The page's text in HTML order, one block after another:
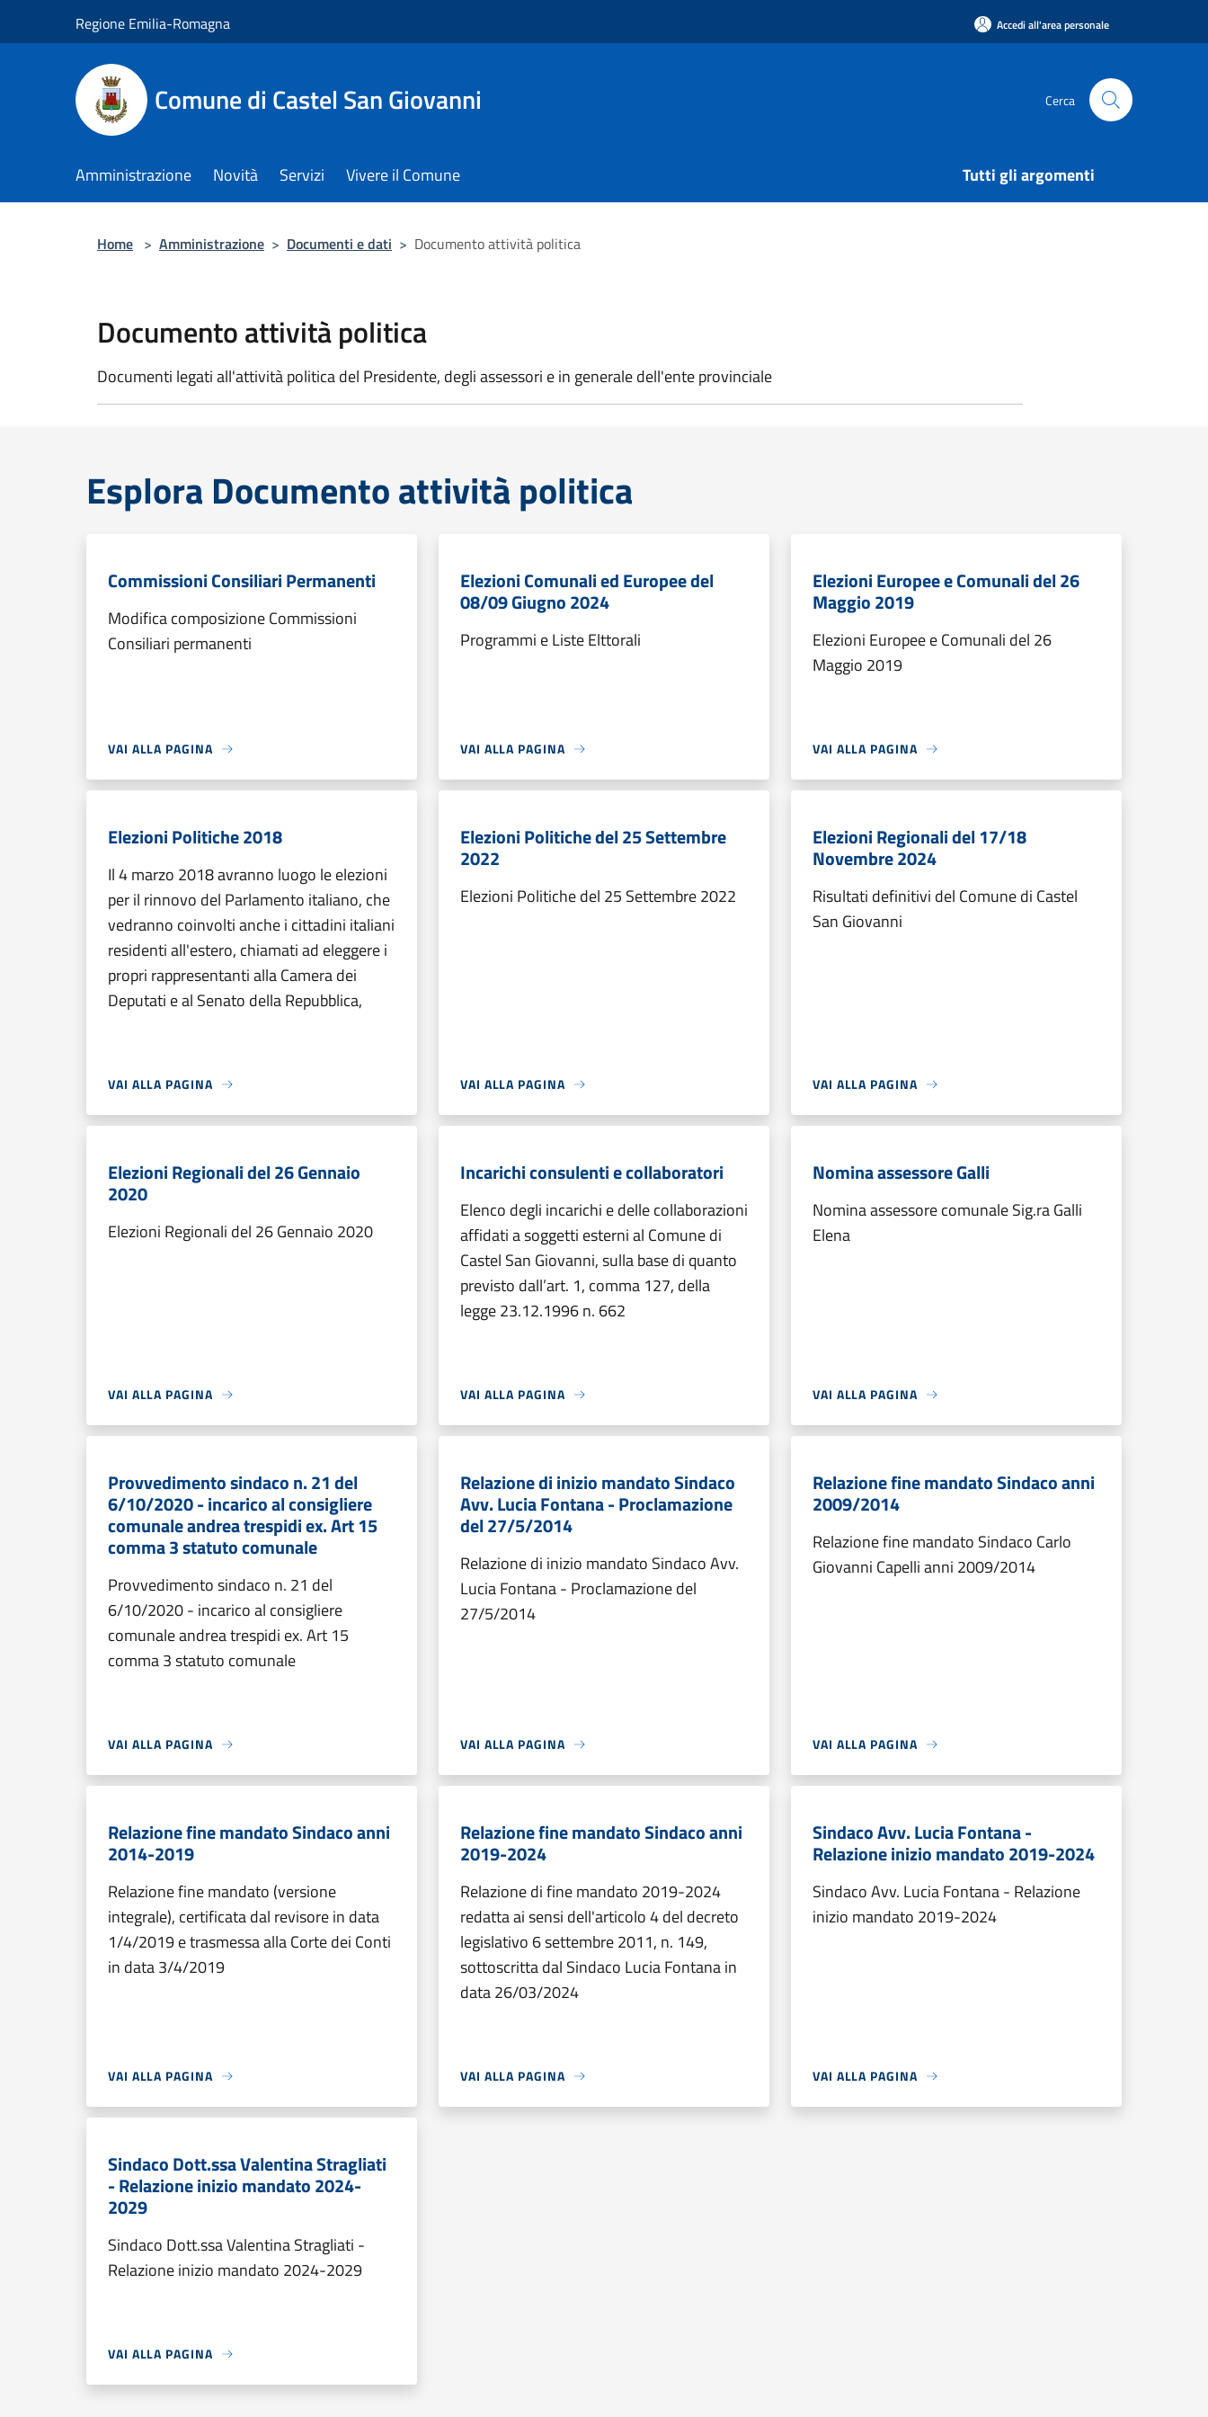
Regione Emilia-Romagna Accedi all'area personale
Comune di Castel San Giovanni Cerca
Amministrazione Novità Servizi Vivere il Comune Tutti gli argomenti
Home > Amministrazione > Documenti e dati > Documento attività politica
Documento attività politica
Documenti legati all'attività politica del Presidente, degli assessori e in generale dell'ente provinciale
Esplora Documento attività politica
Commissioni Consiliari Permanenti
Modifica composizione Commissioni
Consiliari permanenti
VAI ALLA PAGINA
Elezioni Comunali ed Europee del
08/09 Giugno 2024
Programmi e Liste Elttorali
VAI ALLA PAGINA
Elezioni Europee e Comunali del 26
Maggio 2019
Elezioni Europee e Comunali del 26
Maggio 2019
VAI ALLA PAGINA
Elezioni Politiche 2018
Il 4 marzo 2018 avranno luogo le elezioni
per il rinnovo del Parlamento italiano, che
vedranno coinvolti anche i cittadini italiani
residenti all'estero, chiamati ad eleggere i
propri rappresentanti alla Camera dei
Deputati e al Senato della Repubblica,
VAI ALLA PAGINA
Elezioni Politiche del 25 Settembre
2022
Elezioni Politiche del 25 Settembre 2022
VAI ALLA PAGINA
Elezioni Regionali del 17/18
Novembre 2024
Risultati definitivi del Comune di Castel
San Giovanni
VAI ALLA PAGINA
Elezioni Regionali del 26 Gennaio
2020
Elezioni Regionali del 26 Gennaio 2020
VAI ALLA PAGINA
Incarichi consulenti e collaboratori
Elenco degli incarichi e delle collaborazioni
affidati a soggetti esterni al Comune di
Castel San Giovanni, sulla base di quanto
previsto dall’art. 1, comma 127, della
legge 23.12.1996 n. 662
VAI ALLA PAGINA
Nomina assessore Galli
Nomina assessore comunale Sig.ra Galli
Elena
VAI ALLA PAGINA
Provvedimento sindaco n. 21 del
6/10/2020 - incarico al consigliere
comunale andrea trespidi ex. Art 15
comma 3 statuto comunale
Provvedimento sindaco n. 21 del
6/10/2020 - incarico al consigliere
comunale andrea trespidi ex. Art 15
comma 3 statuto comunale
VAI ALLA PAGINA
Relazione di inizio mandato Sindaco
Avv. Lucia Fontana - Proclamazione
del 27/5/2014
Relazione di inizio mandato Sindaco Avv.
Lucia Fontana - Proclamazione del
27/5/2014
VAI ALLA PAGINA
Relazione fine mandato Sindaco anni
2009/2014
Relazione fine mandato Sindaco Carlo
Giovanni Capelli anni 2009/2014
VAI ALLA PAGINA
Relazione fine mandato Sindaco anni
2014-2019
Relazione fine mandato (versione
integrale), certificata dal revisore in data
1/4/2019 e trasmessa alla Corte dei Conti
in data 3/4/2019
VAI ALLA PAGINA
Relazione fine mandato Sindaco anni
2019-2024
Relazione di fine mandato 2019-2024
redatta ai sensi dell'articolo 4 del decreto
legislativo 6 settembre 2011, n. 149,
sottoscritta dal Sindaco Lucia Fontana in
data 26/03/2024
VAI ALLA PAGINA
Sindaco Avv. Lucia Fontana -
Relazione inizio mandato 2019-2024
Sindaco Avv. Lucia Fontana - Relazione
inizio mandato 2019-2024
VAI ALLA PAGINA
Sindaco Dott.ssa Valentina Stragliati
- Relazione inizio mandato 2024-
2029
Sindaco Dott.ssa Valentina Stragliati -
Relazione inizio mandato 2024-2029
VAI ALLA PAGINA